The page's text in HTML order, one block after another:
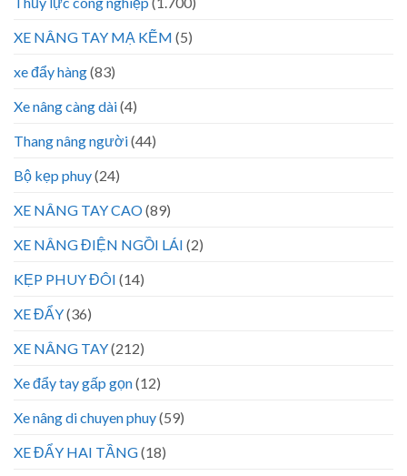
XE NÂNG TAY MẠ KẼM (5)
xe đẩy hàng(83)
Xe nâng càng dài(4)
Thang nâng người(44)
Bộ kẹp phuy(24)
XE NÂNG TAY CAO(89)
XE NÂNG ĐIỆN NGỒI LÁI (2)
KẸP PHUY ĐÔI (14)
XE ĐẨY(36)
XE NÂNG TAY(212)
Xe đẩy tay gấp gọn(12)
Xe nâng di chuyen phuy(59)
XE ĐẨY HAI TẦNG(18)